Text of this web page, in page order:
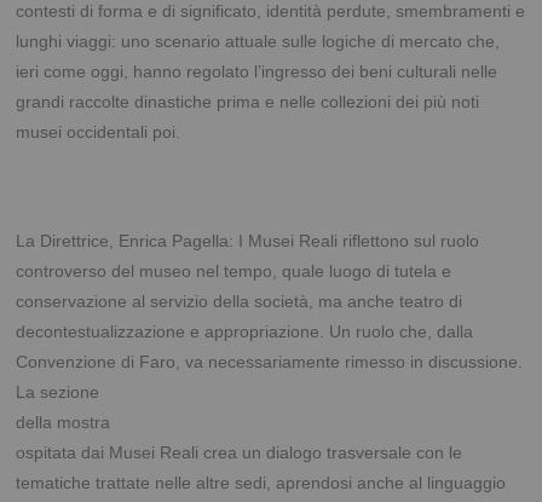
contesti di forma e di significato, identità perdute, smembramenti e
lunghi viaggi: uno scenario attuale sulle logiche di mercato che,
ieri come oggi, hanno regolato l’ingresso dei beni culturali nelle
grandi raccolte dinastiche prima e nelle collezioni dei più noti
musei occidentali poi.
La Direttrice, Enrica Pagella: I Musei Reali riflettono sul ruolo
controverso del museo nel tempo, quale luogo di tutela e
conservazione al servizio della società, ma anche teatro di
decontestualizzazione e appropriazione. Un ruolo che, dalla
Convenzione di Faro, va necessariamente rimesso in discussione.
La sezione
della mostra
ospitata dai Musei Reali crea un dialogo trasversale con le
tematiche trattate nelle altre sedi, aprendosi anche al linguaggio